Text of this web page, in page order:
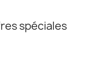
spéciales